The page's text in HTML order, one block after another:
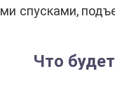
спусками,
Что